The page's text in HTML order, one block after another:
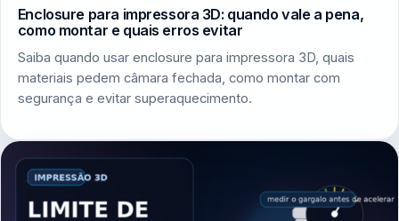
Enclosure para impressora 3D: quando vale a pena,
como montar e quais erros evitar
Saiba quando usar enclosure para impressora 3D, quais
materiais pedem câmara fechada, como montar com
segurança e evitar superaquecimento.